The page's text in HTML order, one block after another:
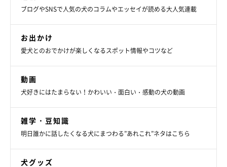
ブログやSNSで人気の犬のコラムやエッセイが読める大人気連載
お出かけ
愛犬とのおでかけが楽しくなるスポット情報やコツなど
動画
犬好きにはたまらない！かわいい・面白い・感動の犬の動画
雑学・豆知識
明日誰かに話したくなる犬にまつわる”あれこれ”ネタはこちら
犬グッズ